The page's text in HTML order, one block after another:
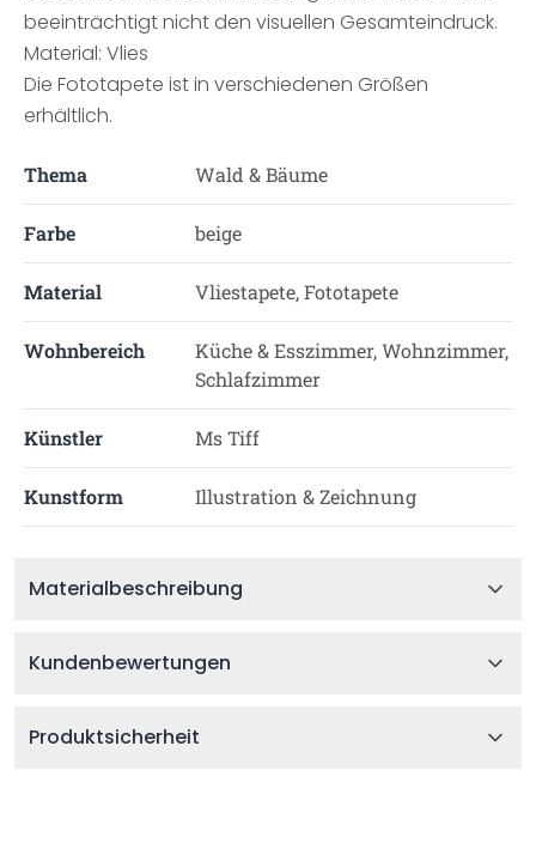
beeinträchtigt nicht den visuellen Gesamteindruck.
Material: Vlies
Die Fototapete ist in verschiedenen Größen
erhältlich.
Thema Wald & Bäume
Farbe beige
Material Vliestapete, Fototapete
Wohnbereich
Küche & Esszimmer, Wohnzimmer,
Schlafzimmer
Künstler Ms Tiff
Kunstform Illustration & Zeichnung
Materialbeschreibung
Kundenbewertungen
Produktsicherheit